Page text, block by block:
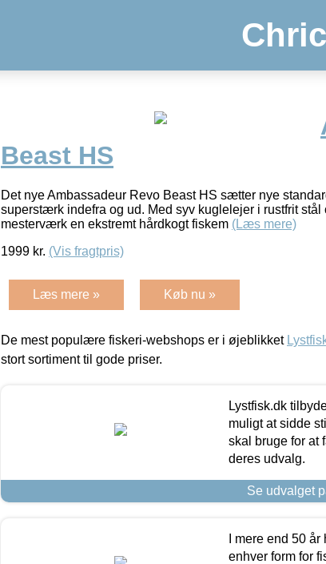
Beast HS
Det nye Ambassadeur Revo Beast HS sætter nye
superstærk indefra og ud. Med syv kuglelejer i rustfrit
mesterværk en ekstremt hårdkogt fiskem (Læs mere)
1999 kr. (Vis fragtpris)
Læs mere » Køb nu »
De mest populære fiskeri-webshops er i øjeblikket
stort sortiment til gode priser.
Lystfisk.dk
muligt at sidde
skal bruge for at
deres udvalg.
Se udvalget
I mere end 50
enhver form for